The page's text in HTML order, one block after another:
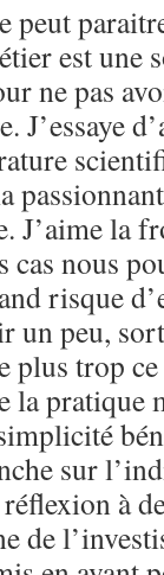
est une
ne pas
J’essaye
J’aime la
cas nous
risque
un peu,
plus trop
pratique
sur
à
de